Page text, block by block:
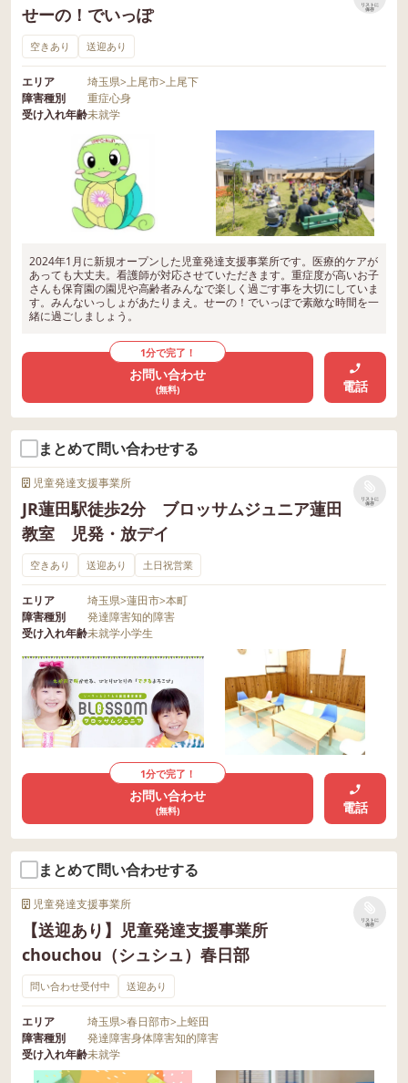
せーの！でいっぽ
リストに
保存
空きあり 送迎あり
エリア 埼玉県>上尾市>上尾下
障害種別
重症心身
受け入れ年齢未就学
2024年1月に新規オープンした児童発達支援事業所です。医療的ケアが
あっても大丈夫。看護師が対応させていただきます。重症度が高いお子
さんも保育園の園児や高齢者みんなで楽しく過ごす事を大切にしていま
す。みんないっしょがあたりまえ。せーの！でいっぽで素敵な時間を一
緒に過ごしましょう。
1分で完了！
お問い合わせ
(無料) 電話
まとめて問い合わせする
児童発達支援事業所
JR蓮田駅徒歩2分 ブロッサムジュニア蓮田
教室 児発・放デイ
リストに
保存
空きあり 送迎あり 土日祝営業
エリア 埼玉県>蓮田市>本町
障害種別
発達障害知的障害
受け入れ年齢未就学小学生
1分で完了！
お問い合わせ
(無料) 電話
まとめて問い合わせする
児童発達支援事業所
【送迎あり】児童発達支援事業所
chouchou（シュシュ）春日部
リストに
保存
問い合わせ受付中 送迎あり
エリア 埼玉県>春日部市>上蛭田
障害種別
発達障害身体障害知的障害
受け入れ年齢未就学